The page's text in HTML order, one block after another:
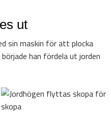
ut
sin maskin för att plocka
han fördela ut jorden